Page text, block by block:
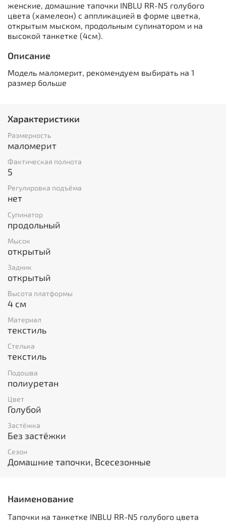
женские, домашние тапочки INBLU RR-N5 голубого
цвета (хамелеон) с аппликацией в форме цветка,
открытым мыском, продольным супинатором и на
высокой танкетке (4см).
Описание
Модель маломерит, рекомендуем выбирать на 1
размер больше
Характеристики
Размерность
маломерит
Фактическая полнота
5
Регулировка подъёма
нет
Супинатор
продольный
Мысок
открытый
Задник
открытый
Высота платформы
4 см
Материал
текстиль
Стелька
текстиль
Подошва
полиуретан
Цвет
Голубой
Застёжка
Без застёжки
Сезон
Домашние тапочки, Всесезонные
Наименование
Тапочки на танкетке INBLU RR-N5 голубого цвета